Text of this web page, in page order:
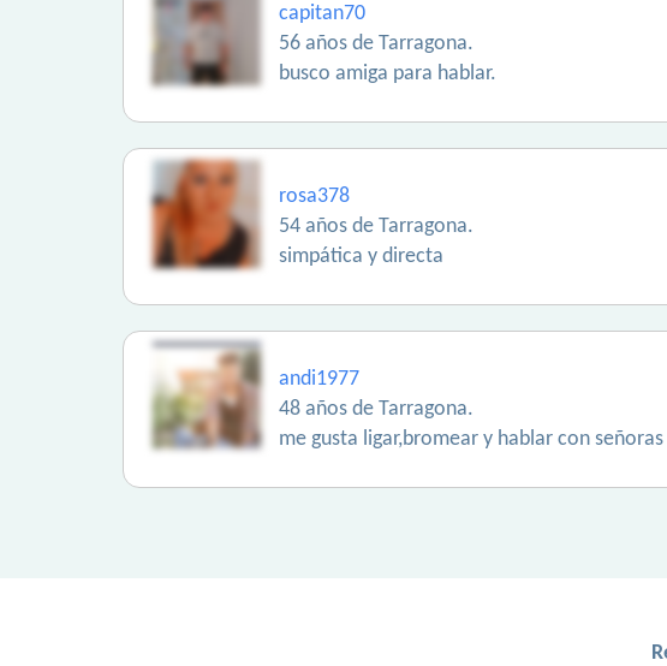
capitan70
56 años de Tarragona.
busco amiga para hablar.
rosa378
54 años de Tarragona.
simpática y directa
andi1977
48 años de Tarragona.
me gusta ligar,bromear y hablar con